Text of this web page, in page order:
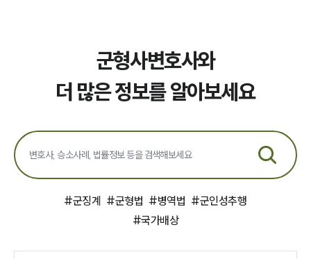
그룹소개
그룹소개
대륜의 강점
글로벌 파트너 로펌
통합검색
AI대륜
업무사례
군형사변호사와
더 많은 정보를 알아보세요
#군징계 #군형법 #병역법 #군인성추행
#국가배상